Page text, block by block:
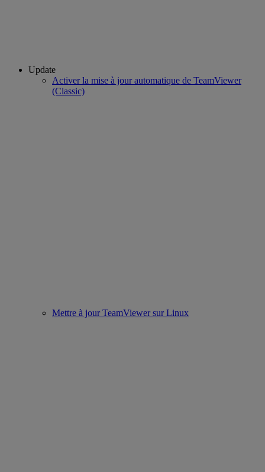
Update
Activer la mise à jour automatique de TeamViewer
(Classic)
Mettre à jour TeamViewer sur Linux